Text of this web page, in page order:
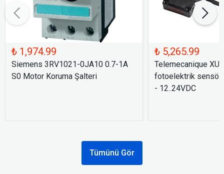
₺ 1,974.99
Siemens 3RV1021-0JA10 0.7-1A
S0 Motor Koruma Şalteri
₺ 5,265.99
Telemecanique
fotoelektrik sensör
- 12..24VDC
Tümünü Gör